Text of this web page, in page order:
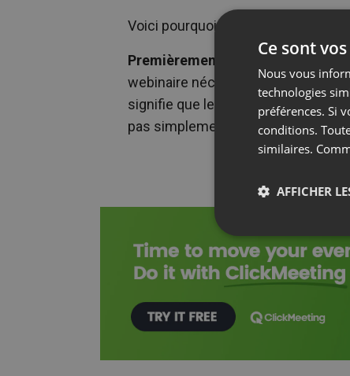
Voici pourquoi les lead magnets
Premièrement
, vous pouvez
webinaire nécessite de consacrer
signifie que le participant est
pas simplement “pour plus tard”
Ce sont
Nous vous
technologies
préférences. Si
conditions.
similaires.
AFFICHER